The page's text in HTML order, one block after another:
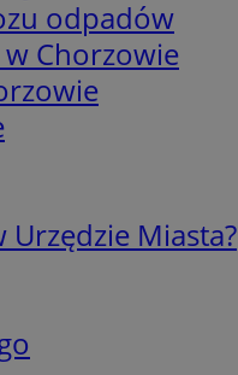
odpadów
w Chorzowie
Urzędzie Miasta?